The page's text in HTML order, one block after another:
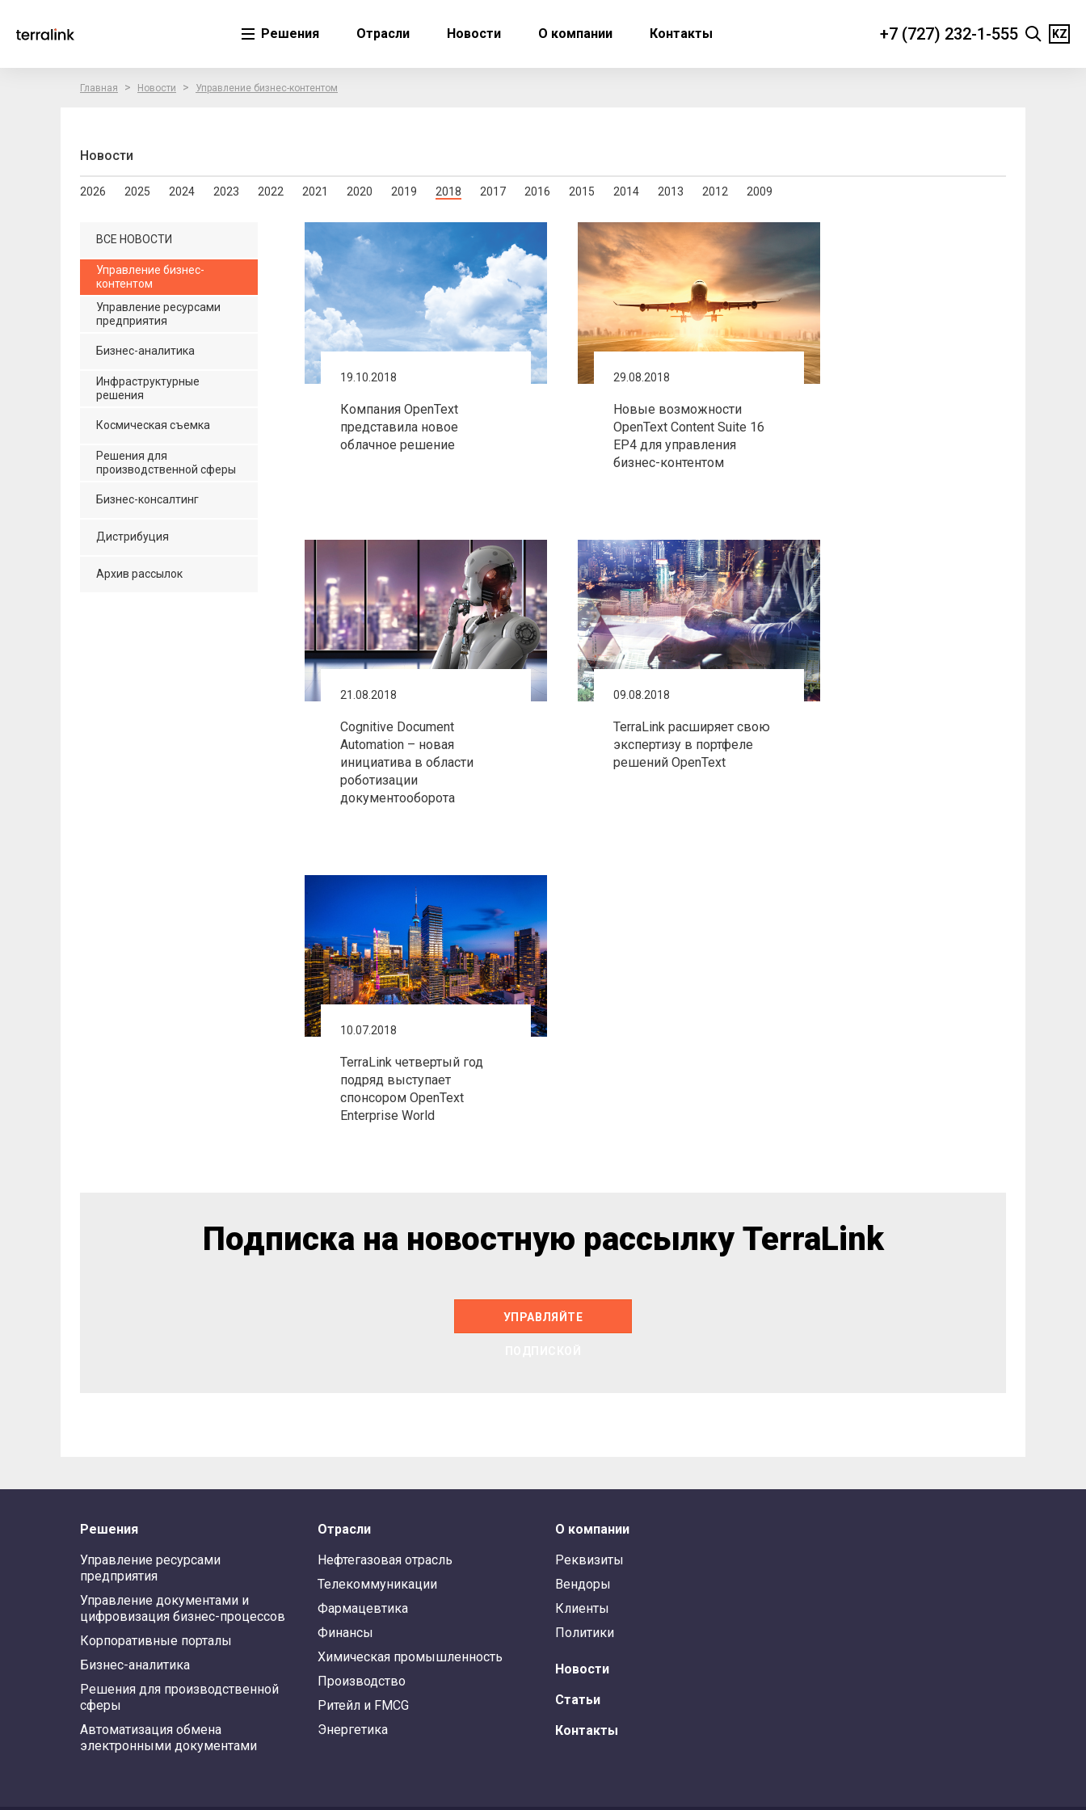
Решения Отрасли Новости О компании Контакты +7 (727) 232-1-555 KZ
Главная > Новости > Управление бизнес-контентом
Новости
2026 2025 2024 2023 2022 2021 2020 2019 2018 2017 2016 2015 2014 2013 2012 2009
ВСЕ НОВОСТИ
Управление бизнес-
контентом
Управление ресурсами
предприятия
Бизнес-аналитика
Инфраструктурные
решения
Космическая съемка
Решения для
производственной сферы
Бизнес-консалтинг
Дистрибуция
Архив рассылок
19.10.2018
Компания OpenText
представила новое
облачное решение
29.08.2018
Новые возможности
OpenText Content Suite 16
EP4 для управления
бизнес-контентом
21.08.2018
Cognitive Document
Automation – новая
инициатива в области
роботизации
документооборота
09.08.2018
TerraLink расширяет свою
экспертизу в портфеле
решений OpenText
10.07.2018
TerraLink четвертый год
подряд выступает
спонсором OpenText
Enterprise World
Подписка на новостную рассылку TerraLink
УПРАВЛЯЙТЕ
Решения
Управление ресурсами
предприятия
Управление документами и
цифровизация бизнес-процессов
Корпоративные порталы
Бизнес-аналитика
Решения для производственной
сферы
Автоматизация обмена
электронными документами
Отрасли
Нефтегазовая отрасль
Телекоммуникации
Фармацевтика
Финансы
Химическая промышленность
Производство
Ритейл и FMCG
Энергетика
О компании
Реквизиты
Вендоры
Клиенты
Политики
Новости
Статьи
Контакты